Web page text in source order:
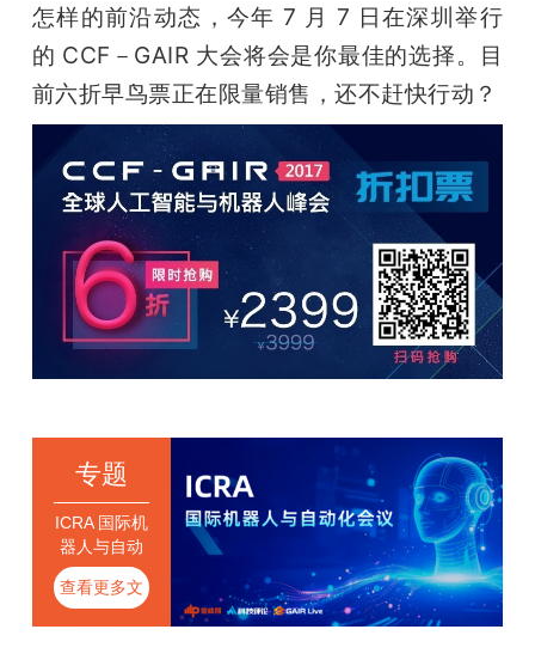
怎样的前沿动态，今年 7 月 7 日在深圳举行
的 CCF－GAIR 大会将会是你最佳的选择。目
前六折早鸟票正在限量销售，还不赶快行动？
专题
ICRA 国际机
器人与自动
化会议
查看更多文
章